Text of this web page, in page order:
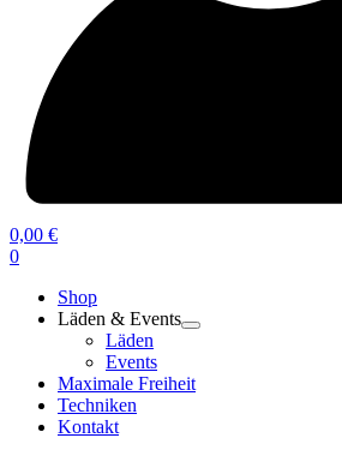
0,00 €
0
Shop
Läden & Events
Läden
Events
Maximale Freiheit
Techniken
Kontakt